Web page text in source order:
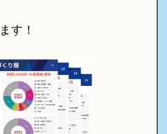
す！